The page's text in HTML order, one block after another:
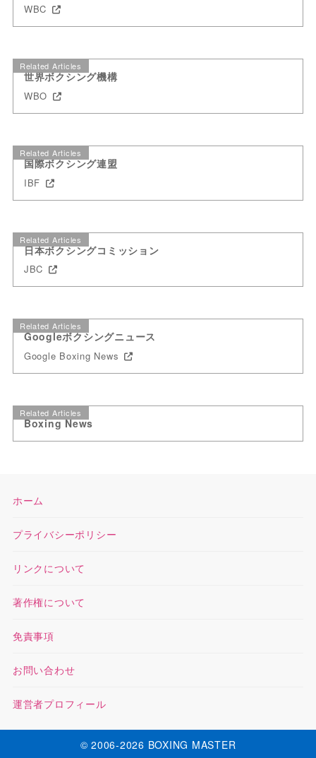
WBC
Related Articles
世界ボクシング機構
WBO
Related Articles
国際ボクシング連盟
IBF
Related Articles
日本ボクシングコミッション
JBC
Related Articles
Googleボクシングニュース
Google Boxing News
Related Articles
Boxing News
ホーム
プライバシーポリシー
リンクについて
著作権について
免責事項
お問い合わせ
運営者プロフィール
© 2006-2026 BOXING MASTER